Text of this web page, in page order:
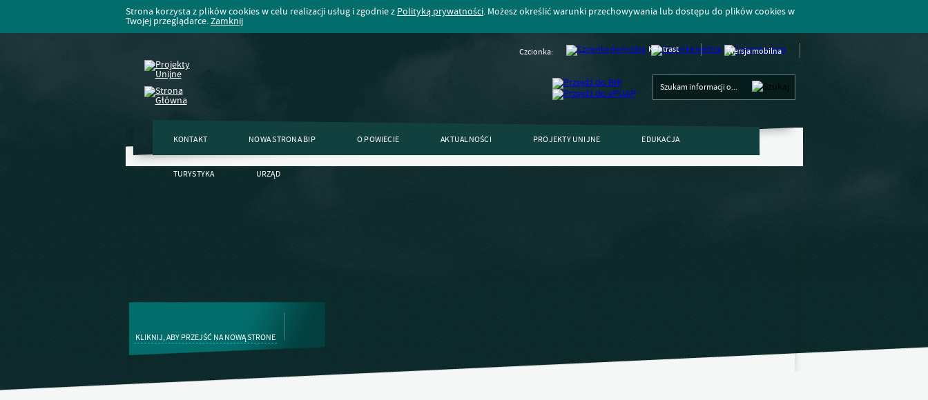
Strona korzysta z plików cookies w celu realizacji usług i zgodnie z Polityką prywatności. Możesz określić warunki przechowywania lub dostępu do plików cookies w
Twojej przeglądarce.Zamknij
Czcionka: Kontrast Wersja mobilna
KONTAKT NOWA STRONA BIP O POWIECIE AKTUALNOŚCI PROJEKTY UNIJNE EDUKACJA
TURYSTYKA URZĄD
KLIKNIJ, ABY PRZEJŚĆ NA NOWĄ STRONE